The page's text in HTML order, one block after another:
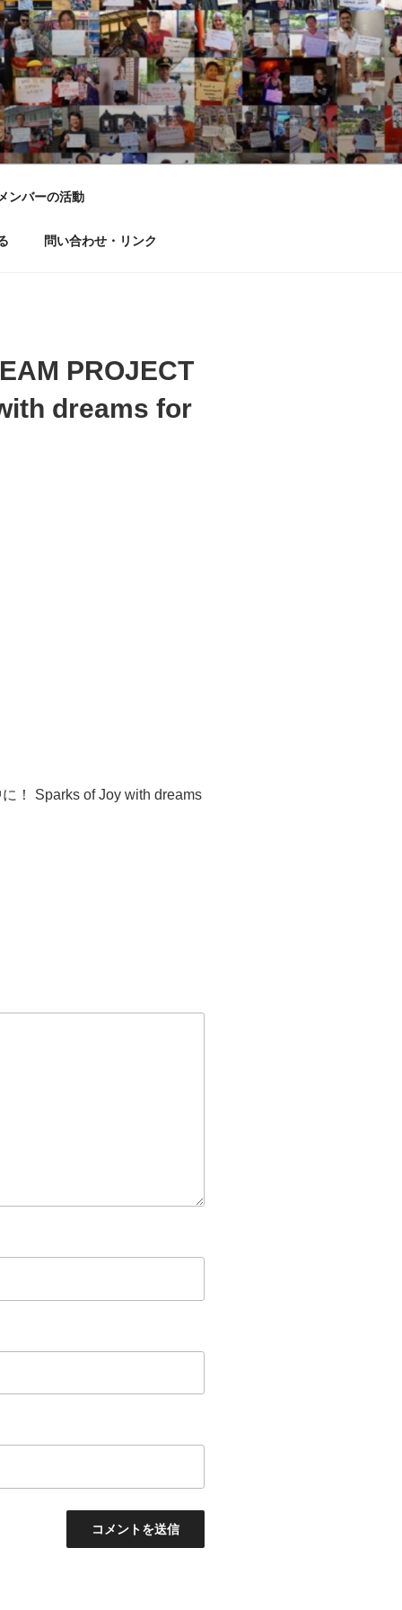
DREAM
ンバーの活動
問い合わせ・リンク
PROJECT
dreams for
！ Sparks of Joy with dreams